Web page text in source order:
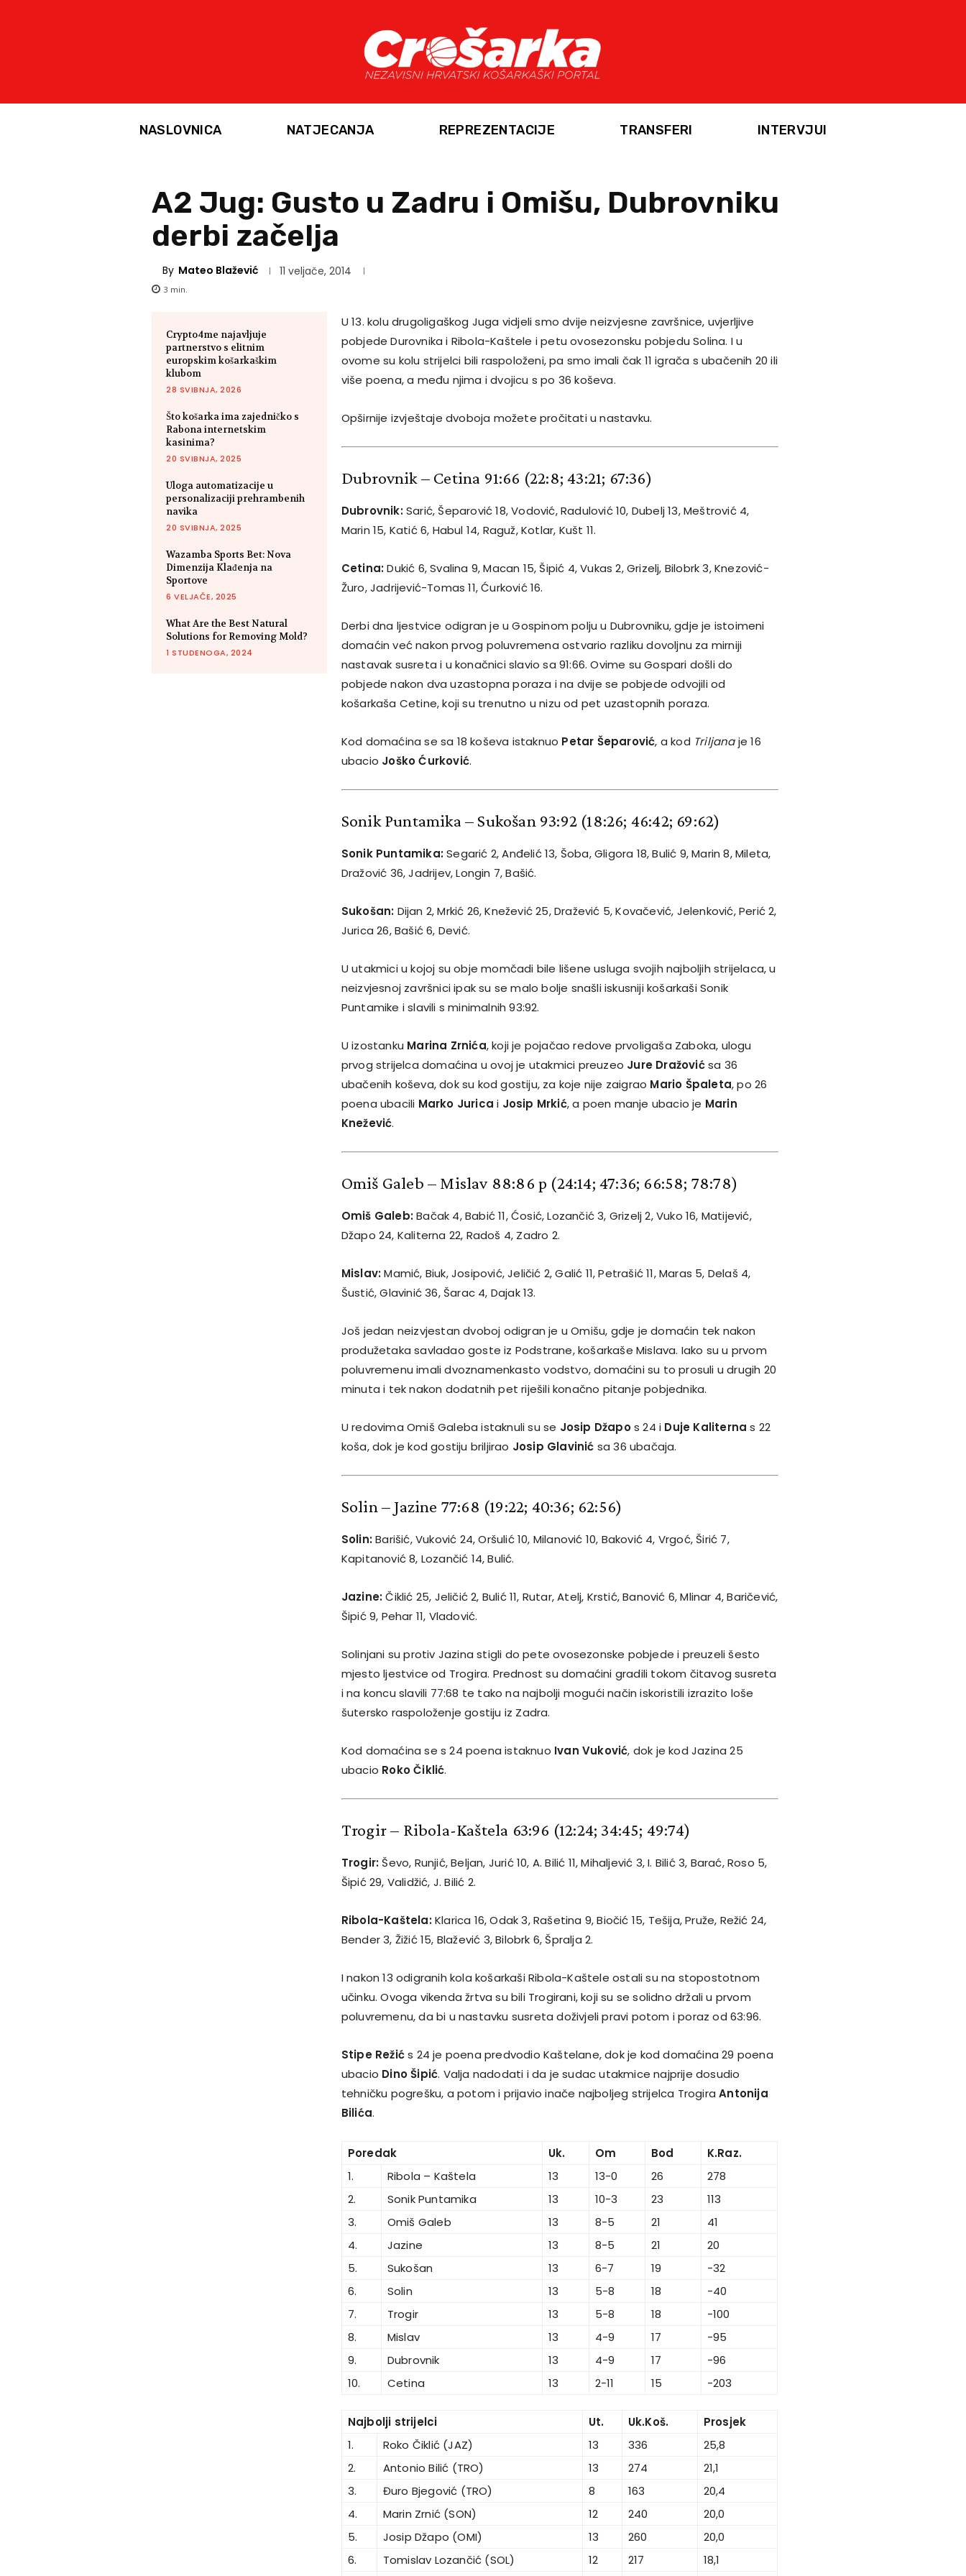
NASLOVNICA NATJECANJA REPREZENTACIJE TRANSFERI INTERVJUI
A2 Jug: Gusto u Zadru i Omišu, Dubrovniku
derbi začelja
By Mateo Blažević 11 veljače, 2014
3 min.
Crypto4me najavljuje
partnerstvo s elitnim
europskim košarkaškim
klubom
28 SVIBNJA, 2026
Što košarka ima zajedničko s
Rabona internetskim
kasinima?
20 SVIBNJA, 2025
Uloga automatizacije u
personalizaciji prehrambenih
navika
20 SVIBNJA, 2025
Wazamba Sports Bet: Nova
Dimenzija Klađenja na
Sportove
6 VELJAČE, 2025
What Are the Best Natural
Solutions for Removing Mold?
1 STUDENOGA, 2024
U 13. kolu drugoligaškog Juga vidjeli smo dvije neizvjesne završnice, uvjerljive
pobjede Durovnika i Ribola-Kaštele i petu ovosezonsku pobjedu Solina. I u
ovome su kolu strijelci bili raspoloženi, pa smo imali čak 11 igrača s ubačenih 20 ili
više poena, a među njima i dvojicu s po 36 koševa.
Opširnije izvještaje dvoboja možete pročitati u nastavku.
Dubrovnik – Cetina 91:66 (22:8; 43:21; 67:36)
Dubrovnik:Sarić, Šeparović 18, Vodović, Radulović 10, Dubelj 13, Meštrović 4,
Marin 15, Katić 6, Habul 14, Raguž, Kotlar, Kušt 11.
Cetina:Dukić 6, Svalina 9, Macan 15, Šipić 4, Vukas 2, Grizelj, Bilobrk 3, Knezović-
Žuro, Jadrijević-Tomas 11, Ćurković 16.
Derbi dna ljestvice odigran je u Gospinom polju u Dubrovniku, gdje je istoimeni
domaćin već nakon prvog poluvremena ostvario razliku dovoljnu za mirniji
nastavak susreta i u konačnici slavio sa 91:66. Ovime su Gospari došli do
pobjede nakon dva uzastopna poraza i na dvije se pobjede odvojili od
košarkaša Cetine, koji su trenutno u nizu od pet uzastopnih poraza.
Kod domaćina se sa 18 koševa istaknuo Petar Šeparović, a kod Triljanaje 16
ubacio Joško Ćurković.
Sonik Puntamika – Sukošan 93:92 (18:26; 46:42; 69:62)
Sonik Puntamika:Segarić 2, Anđelić 13, Šoba, Gligora 18, Bulić 9, Marin 8, Mileta,
Dražović 36, Jadrijev, Longin 7, Bašić.
Sukošan: Dijan 2, Mrkić 26, Knežević 25, Dražević 5, Kovačević, Jelenković, Perić 2,
Jurica 26, Bašić 6, Dević.
U utakmici u kojoj su obje momčadi bile lišene usluga svojih najboljih strijelaca, u
neizvjesnoj završnici ipak su se malo bolje snašli iskusniji košarkaši Sonik
Puntamike i slavili s minimalnih 93:92.
U izostanku Marina Zrnića, koji je pojačao redove prvoligaša Zaboka, ulogu
prvog strijelca domaćina u ovoj je utakmici preuzeo Jure Dražovićsa 36
ubačenih koševa, dok su kod gostiju, za koje nije zaigrao Mario Špaleta, po 26
poena ubacili Marko Jurica i Josip Mrkić, a poen manje ubacio je Marin
Knežević.
Omiš Galeb – Mislav 88:86 p (24:14; 47:36; 66:58; 78:78)
Omiš Galeb:Bačak 4, Babić 11, Ćosić, Lozančić 3, Grizelj 2, Vuko 16, Matijević,
Džapo 24, Kaliterna 22, Radoš 4, Zadro 2.
Mislav:Mamić, Biuk, Josipović, Jeličić 2, Galić 11, Petrašić 11, Maras 5, Delaš 4,
Šustić, Glavinić 36, Šarac 4, Dajak 13.
Još jedan neizvjestan dvoboj odigran je u Omišu, gdje je domaćin tek nakon
produžetaka savladao goste iz Podstrane, košarkaše Mislava. Iako su u prvom
poluvremenu imali dvoznamenkasto vodstvo, domaćini su to prosuli u drugih 20
minuta i tek nakon dodatnih pet riješili konačno pitanje pobjednika.
U redovima Omiš Galeba istaknuli su se Josip Džapos 24 i Duje Kaliterna s 22
koša, dok je kod gostiju briljirao Josip Glavinić sa 36 ubačaja.
Solin – Jazine 77:68 (19:22; 40:36; 62:56)
Solin:Barišić, Vuković 24, Oršulić 10, Milanović 10, Baković 4, Vrgoć, Širić 7,
Kapitanović 8, Lozančić 14, Bulić.
Jazine:Čiklić 25, Jeličić 2, Bulić 11, Rutar, Atelj, Krstić, Banović 6, Mlinar 4, Baričević,
Šipić 9, Pehar 11, Vladović.
Solinjani su protiv Jazina stigli do pete ovosezonske pobjede i preuzeli šesto
mjesto ljestvice od Trogira. Prednost su domaćini gradili tokom čitavog susreta
i na koncu slavili 77:68 te tako na najbolji mogući način iskoristili izrazito loše
šutersko raspoloženje gostiju iz Zadra.
Kod domaćina se s 24 poena istaknuo Ivan Vuković, dok je kod Jazina 25
ubacio Roko Čiklić.
Trogir – Ribola-Kaštela 63:96 (12:24; 34:45; 49:74)
Trogir: Ševo, Runjić, Beljan, Jurić 10, A. Bilić 11, Mihaljević 3, I. Bilić 3, Barać, Roso 5,
Šipić 29, Validžić, J. Bilić 2.
Ribola-Kaštela:Klarica 16, Odak 3, Rašetina 9, Biočić 15, Tešija, Pruže, Režić 24,
Bender 3, Žižić 15, Blažević 3, Bilobrk 6, Špralja 2.
I nakon 13 odigranih kola košarkaši Ribola-Kaštele ostali su na stopostotnom
učinku. Ovoga vikenda žrtva su bili Trogirani, koji su se solidno držali u prvom
poluvremenu, da bi u nastavku susreta doživjeli pravi potom i poraz od 63:96.
Stipe Režićs 24 je poena predvodio Kaštelane, dok je kod domaćina 29 poena
ubacio Dino Šipić. Valja nadodati i da je sudac utakmice najprije dosudio
tehničku pogrešku, a potom i prijavio inače najboljeg strijelca TrogiraAntonija
Bilića.
Poredak Uk. Om Bod
K.Raz.
1.
Ribola – Kaštela 13 13-0 26
278
2.
Sonik Puntamika 13 10-3 23
113
3.
Omiš Galeb 13 8-5 21
41
4.
Jazine 13 8-5 21
20
5.
Sukošan 13 6-7 19
-32
6.
Solin 13 5-8 18
-40
7.
Trogir 13 5-8 18
-100
8.
Mislav 13 4-9 17
-95
9.
Dubrovnik 13 4-9 17
-96
10.
Cetina 13 2-11 15 -203
Najbolji strijelci Ut. Uk.Koš.
Prosjek
1.
Roko Čiklić (JAZ) 13 336
25,8
2.
Antonio Bilić (TRO) 13 274
21,1
3.
Đuro Bjegović (TRO) 8 163
20,4
4.
Marin Zrnić (SON) 12 240
20,0
5.
Josip Džapo (OMI) 13 260
20,0
6.
Tomislav Lozančić (SOL) 12 217
18,1